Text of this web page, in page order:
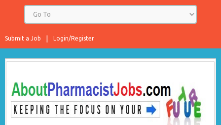
Login/Register
Submit a Job